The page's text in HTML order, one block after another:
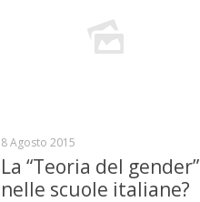
8 Agosto 2015
La “Teoria del gender”
nelle scuole italiane?